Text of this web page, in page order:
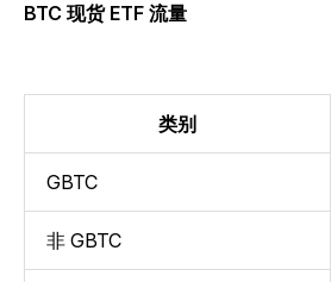
BTC 现货 ETF 流量
类别
GBTC
非 GBTC